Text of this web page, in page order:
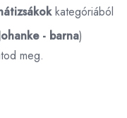
kategóriából
- barna)
meg.